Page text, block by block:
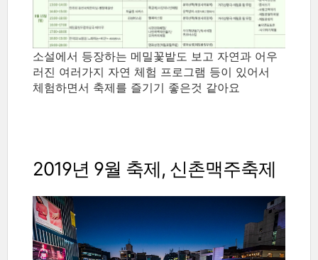
소설에서 등장하는 메밀꽃밭도 보고 자연과 어우
러진 여러가지 자연 체험 프로그램 등이 있어서
체험하면서 축제를 즐기기 좋은것 같아요
2019년 9월 축제, 신촌맥주축제